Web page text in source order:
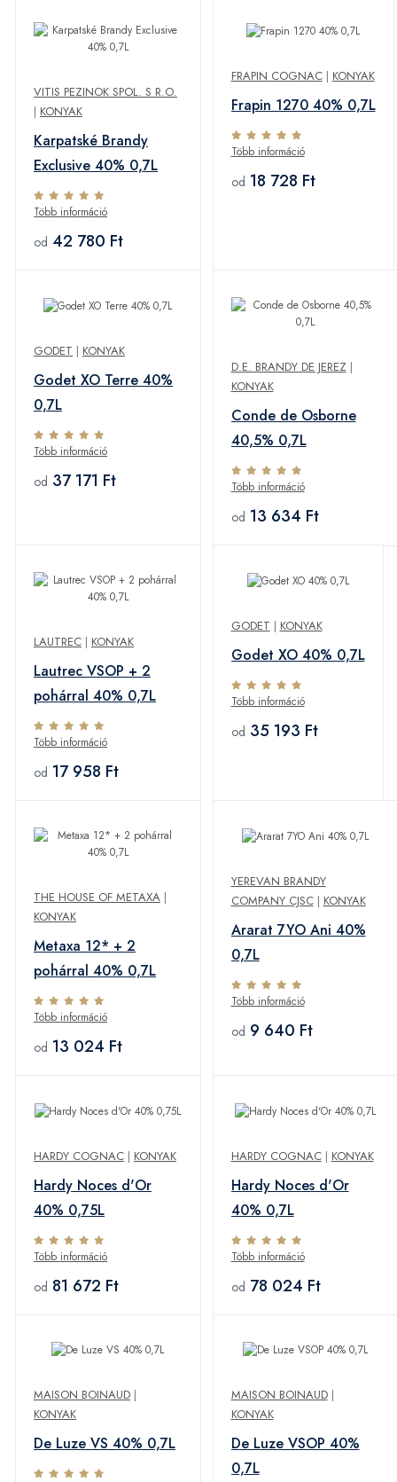
VITIS PEZINOK SPOL. S R.O.
| KONYAK
Karpatské Brandy
Exclusive 40% 0,7L
Több információ
od 42 780 Ft
FRAPIN COGNAC| KONYAK
Frapin 1270 40% 0,7L
Több információ
od 18 728 Ft
GODET | KONYAK
Godet XO Terre 40%
0,7L
Több információ
od 37 171 Ft
D.E. BRANDY DE JEREZ |
KONYAK
Conde de Osborne
40,5% 0,7L
Több információ
od 13 634 Ft
LAUTREC | KONYAK
Lautrec VSOP + 2
pohárral 40% 0,7L
Több információ
od 17 958 Ft
GODET | KONYAK
Godet XO 40% 0,7L
Több információ
od 35 193 Ft
THE HOUSE OF METAXA |
KONYAK
Metaxa 12* + 2
pohárral 40% 0,7L
Több információ
od 13 024 Ft
YEREVAN BRANDY
COMPANY CJSC| KONYAK
Ararat 7YO Ani 40%
0,7L
Több információ
od 9 640 Ft
HARDY COGNAC | KONYAK
Hardy Noces d'Or
40% 0,75L
Több információ
od 81 672 Ft
HARDY COGNAC| KONYAK
Hardy Noces d'Or
40% 0,7L
Több információ
od 78 024 Ft
MAISON BOINAUD |
KONYAK
De Luze VS 40% 0,7L
MAISON BOINAUD|
KONYAK
De Luze VSOP 40%
0,7L